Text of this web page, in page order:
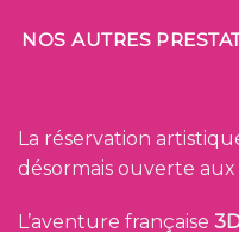
NOS AUTRES
La réservation
désormais ouverte
L’aventure française